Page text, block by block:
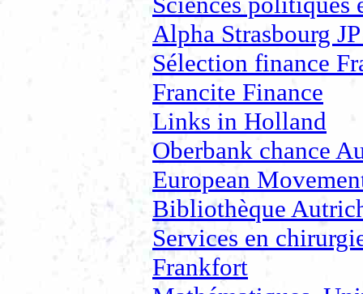
Alpha Strasbourg
Sélection finance
Francite Finance
Links in Holland
Oberbank chance
European
Bibliothèque
Services en
Frankfort